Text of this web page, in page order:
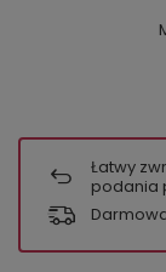
Łatwy
podania